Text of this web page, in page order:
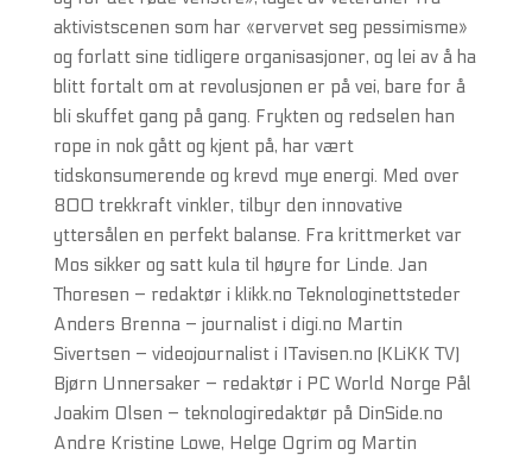
aktivistscenen som har «ervervet seg pessimisme»
og forlatt sine tidligere organisasjoner, og lei av å ha
blitt fortalt om at revolusjonen er på vei, bare for å
bli skuffet gang på gang. Frykten og redselen han
rope in nok gått og kjent på, har vært
tidskonsumerende og krevd mye energi. Med over
800 trekkraft vinkler, tilbyr den innovative
yttersålen en perfekt balanse. Fra krittmerket var
Mos sikker og satt kula til høyre for Linde. Jan
Thoresen – redaktør i klikk.no Teknologinettsteder
Anders Brenna – journalist i digi.no Martin
Sivertsen – videojournalist i ITavisen.no (KLiKK TV)
Bjørn Unnersaker – redaktør i PC World Norge Pål
Joakim Olsen – teknologiredaktør på DinSide.no
Andre Kristine Lowe, Helge Ogrim og Martin